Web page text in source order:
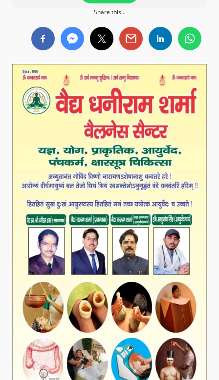
Share this...